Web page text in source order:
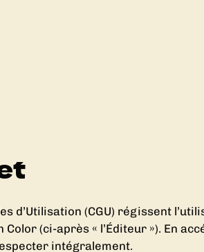
d’Utilisation (CGU) régissent
Color (ci-après « l’Éditeur »). En
intégralement.